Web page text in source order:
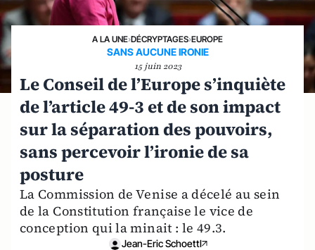
A LA UNE›DÉCRYPTAGES›EUROPE
SANS AUCUNE IRONIE
15 juin 2023
Le Conseil de l’Europe s’inquiète
de l’article 49-3 et de son impact
sur la séparation des pouvoirs,
sans percevoir l’ironie de sa
posture
La Commission de Venise a décelé au sein
de la Constitution française le vice de
conception qui la minait : le 49.3.
Jean-Eric Schoettl